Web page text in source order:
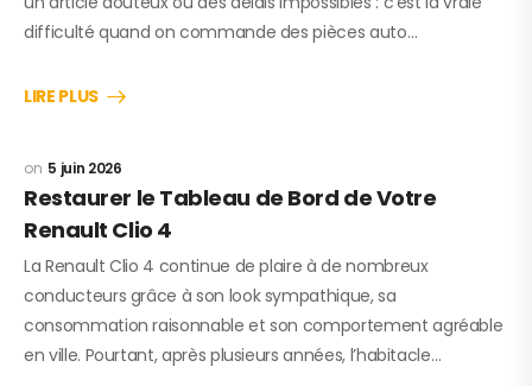
difficulté quand on commande des pièces auto…
LIRE PLUS
5 juin 2026
Restaurer le Tableau de Bord de Votre
Renault Clio 4
La Renault Clio 4 continue de plaire à de nombreux
conducteurs grâce à son look sympathique, sa
consommation raisonnable et son comportement agréable
en ville. Pourtant, après plusieurs années, l’habitacle…